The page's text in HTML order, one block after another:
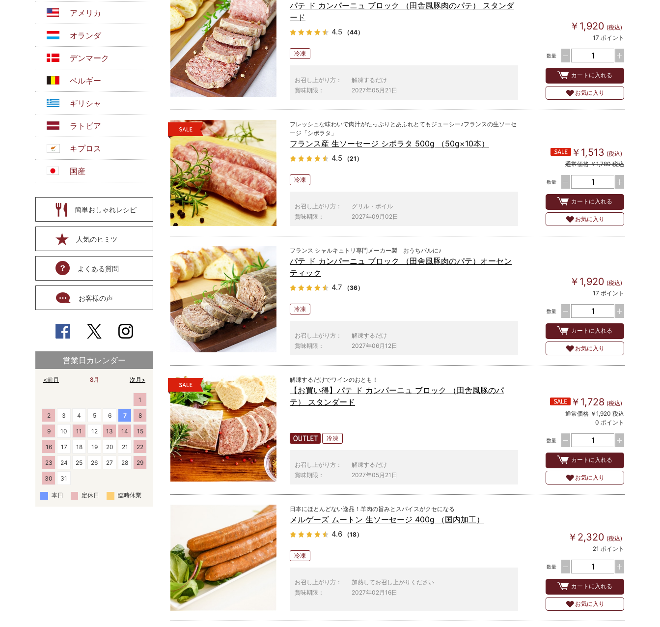
アメリカ
オランダ
デンマーク
ベルギー
ギリシャ
ラトビア
キプロス
国産
簡単おしゃれレシピ
人気のヒミツ
よくある質問
お客様の声
営業日カレンダー
8月
<前月 次月>
1
2 3 4 5 6 7 8
9 10 11 12 13 14 15
16 17 18 19 20 21 22
23 24 25 26 27 28 29
30 31
本日 定休日 臨時休業
パテ ド カンパーニュ ブロック （田舎風豚肉のパテ） スタンダ
ード
4.5 （44）
冷凍
お召し上がり方：
解凍するだけ
賞味期限：
2027年05月21日
￥1,920 (税込)
17 ポイント
数量
カートに入れる
お気に入り
フレッシュな味わいで肉汁がたっぷりとあふれとてもジューシー♪フランスの生ソーセ
ージ「シポラタ」
フランス産 生ソーセージ シポラタ 500g （50g×10本）
4.5 （21）
冷凍
お召し上がり方：
グリル・ボイル
賞味期限：
2027年09月02日
￥1,513 (税込)
通常価格 ￥1,780 税込
数量
カートに入れる
お気に入り
フランス シャルキュトリ専門メーカー製 おうちバルに♪
パテ ド カンパーニュ ブロック （田舎風豚肉のパテ）オーセン
ティック
4.7 （36）
冷凍
お召し上がり方：
解凍するだけ
賞味期限：
2027年06月12日
￥1,920 (税込)
17 ポイント
数量
カートに入れる
お気に入り
解凍するだけでワインのおとも！
【お買い得】パテ ド カンパーニュ ブロック （田舎風豚のパ
テ） スタンダード
冷凍
お召し上がり方：
解凍するだけ
賞味期限：
2027年05月21日
￥1,728 (税込)
通常価格 ￥1,920 税込
0 ポイント
数量
カートに入れる
お気に入り
日本にほとんどない逸品！羊肉の旨みとスパイスがクセになる
メルゲーズ ムートン 生ソーセージ 400g （国内加工）
4.6 （18）
冷凍
お召し上がり方：
加熱してお召し上がりください
賞味期限：
2027年02月16日
￥2,320 (税込)
21 ポイント
数量
カートに入れる
お気に入り